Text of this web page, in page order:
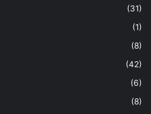
(31)
(1)
(8)
(42)
(6)
(8)